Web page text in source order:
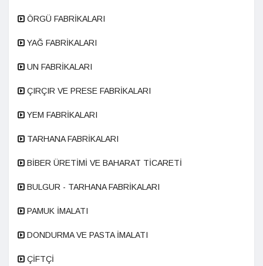
ÖRGÜ FABRİKALARI
YAĞ FABRİKALARI
UN FABRİKALARI
ÇIRÇIR VE PRESE FABRİKALARI
YEM FABRİKALARI
TARHANA FABRİKALARI
BİBER ÜRETİMİ VE BAHARAT TİCARETİ
BULGUR - TARHANA FABRİKALARI
PAMUK İMALATI
DONDURMA VE PASTA İMALATI
ÇİFTÇİ